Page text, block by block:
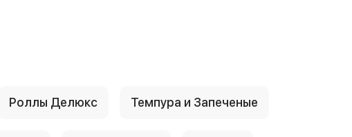
Роллы Делюкс Темпура и Запеченые